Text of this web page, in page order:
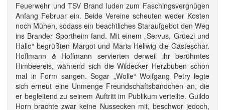
Feuerwehr und TSV Brand luden zum Faschingsvergnügen
Anfang Februar ein. Beide Vereine scheuten weder Kosten
noch Mühen, sodass ein beachtliches Staraufgebot den Weg
ins Brander Sportheim fand. Mit einem „Servus, Grüezi und
Hallo“ begrüßten Margot und Maria Hellwig die Gästeschar.
Hoffmann & Hoffmann servierten derweil ihr berühmtes
Himbeereis, während sich die Wildecker Herzbuben schon
mal in Form sangen. Sogar „Wolle“ Wolfgang Petry legte
sich erneut eine Unmenge Freundschaftsbändchen an, die
er begleitend zu seinem Auftritt im Publikum verteilte. Guildo
Horn brachte zwar keine Nussecken mit, beschwor jedoch,